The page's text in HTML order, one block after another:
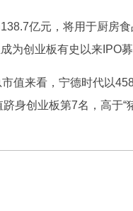
亿元，将用于厨房
为创业板有史以来IPO募
值来看，宁德时代以
身创业板第7名，高于“